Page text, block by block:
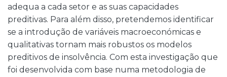
adequa a cada setor e as suas capacidades
preditivas. Para além disso, pretendemos identificar
se a introdução de variáveis macroeconómicas e
qualitativas tornam mais robustos os modelos
preditivos de insolvência. Com esta investigação que
foi desenvolvida com base numa metodologia de